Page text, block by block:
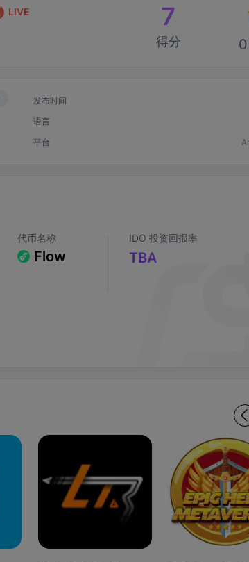
LIVE 7
得分
发布时间
语言
平台
代币名称
Flow
IDO 投资回报率
TBA